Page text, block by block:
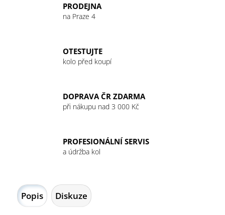
PRODEJNA
na Praze 4
OTESTUJTE
kolo před koupí
DOPRAVA ČR ZDARMA
při nákupu nad 3 000 Kč
PROFESIONÁLNÍ SERVIS
a údržba kol
Popis Diskuze